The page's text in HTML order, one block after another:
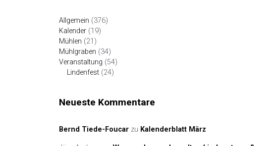
Allgemein (376)
Kalender (19)
Mühlen (21)
Mühlgraben (34)
Veranstaltung (54)
Lindenfest (24)
Neueste Kommentare
Bernd Tiede-Foucar zu Kalenderblatt März